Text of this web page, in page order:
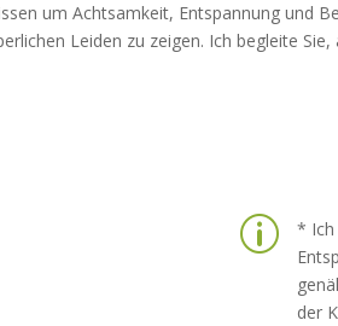
um Achtsamkeit, Entspannung und
Leiden zu zeigen. Ich begleite
p
* Ich
der